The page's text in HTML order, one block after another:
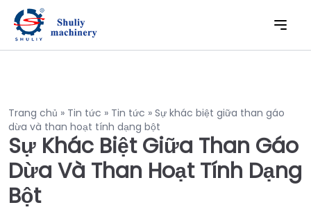
Trang chủ » Tin tức » Tin tức » Sự khác biệt giữa than gáo
dừa và than hoạt tính dạng bột
Sự Khác Biệt Giữa Than Gáo
Dừa Và Than Hoạt Tính Dạng
Bột